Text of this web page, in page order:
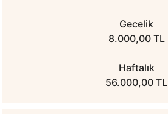
Gecelik
8.000,00 TL
Haftalık
56.000,00 TL